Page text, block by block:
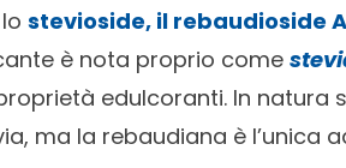
stevioside, il rebaudioside
è nota proprio come
edulcoranti. In natura
ma la rebaudiana è l’unica